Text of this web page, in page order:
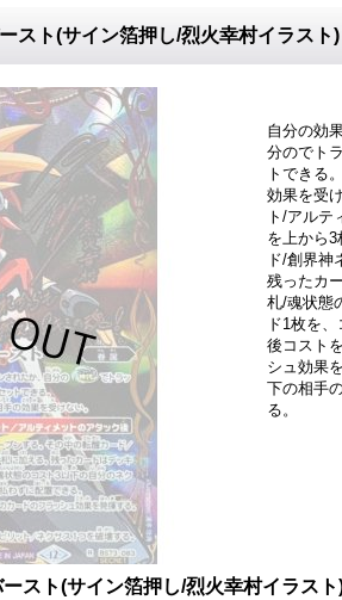
スト(サイン箔押し/烈火幸村イラスト
自分の効
分のでト
トできる
効果を受
ト/アルテ
を上から
ド/創界神
残ったカ
札/魂状態
ド1枚を
後コスト
シュ効果
下の相手
る。
スト(サイン箔押し/烈火幸村イラス